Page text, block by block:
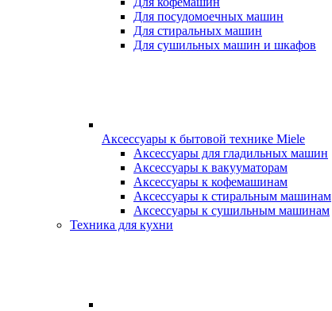
Для посудомоечных машин
Для стиральных машин
Для сушильных машин и шкафов
Аксессуары к бытовой технике Miele
Аксессуары для гладильных машин
Аксессуары к вакууматорам
Аксессуары к кофемашинам
Аксессуары к стиральным машинам
Аксессуары к сушильным машинам
Техника для кухни